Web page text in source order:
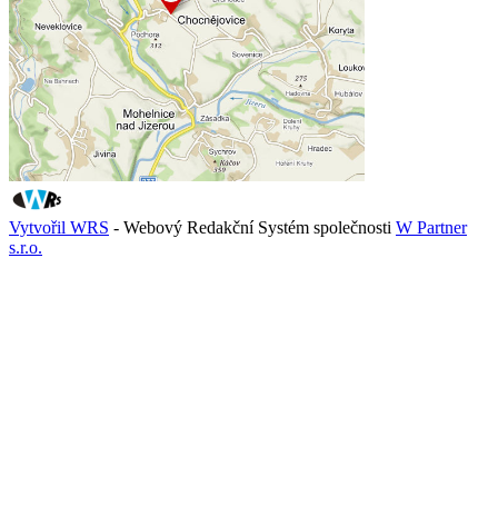
Vytvořil WRS - Webový Redakční Systém společnosti W Partner
s.r.o.